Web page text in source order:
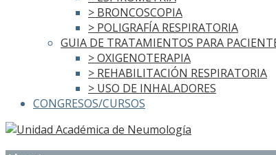
> BRONCOSCOPIA
> POLIGRAFÍA RESPIRATORIA
GUIA DE TRATAMIENTOS PARA
> OXIGENOTERAPIA
> REHABILITACIÓN RESPIRATORIA
> USO DE INHALADORES
CONGRESOS/CURSOS